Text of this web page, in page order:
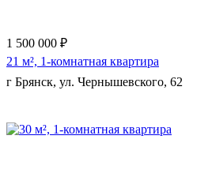
1 500 000 ₽
21 м², 1-комнатная квартира
г Брянск, ул. Чернышевского, 62